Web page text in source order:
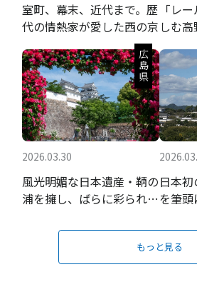
室町、幕末、近代まで。歴
代の情熱家が愛した西の京
「レ
しむ
2026.03.30
広島県
風光明媚な日本遺産・鞆の
浦を擁し、ばらに彩られる
日本
を筆
もっと見る